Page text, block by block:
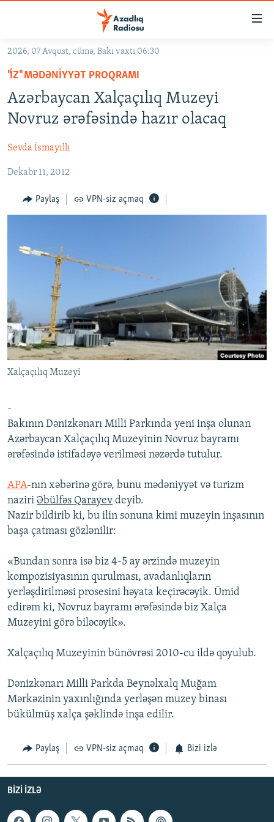
Əsas
qayıt
Əsas
naviqasiyaya
qayıt
Axtarışa
GÜNDƏM
#İZAHLA
KORRUPSIOMETR
FƏRQƏ BAX
QANUNI DOĞRU
ARAŞDIRMA
FOTOQALEREYA
İNFOQRAFIKA
KARIKATURA
AZƏRBAYCAN ƏDƏBIYYATI KITABXANASI
İSLAM VƏ DEMOKRATIYA
İZ - MƏDƏNIYYƏT PROQRAMI
HAQQIMIZDA
MISSIYAMIZ
PEŞƏ ETIKASI VƏ JURNALISTIKA STANDARTLARIMIZ
MATERIALLARIMIZDAN ISTIFADƏ
AZADLIQRADIOSU MOBIL TELEFONUNUZDA
BIZIMLƏ ƏLAQƏ
RFE/RL-in bütün saytları
2026, 07 Avqust, cümə, Bakı vaxtı 06:30
"İZ" MƏDƏNIYYƏT PROQRAMI
Azərbaycan Xalçaçılıq Muzeyi
Novruz ərəfəsində hazır olacaq
Sevda İsmayıllı
Dekabr 11, 2012
Paylaş VPN-siz açmaq
Xalçaçılıq Muzeyi
-
Bakının Dənizkənarı Milli Parkında yeni inşa olunan
Azərbaycan Xalçaçılıq Muzeyinin Novruz bayramı
ərəfəsində istifadəyə verilməsi nəzərdə tutulur.
APA-nın xəbərinə görə, bunu mədəniyyət və turizm
naziri Əbülfəs Qarayev deyib.
Nazir bildirib ki, bu ilin sonuna kimi muzeyin inşasının
başa çatması gözlənilir:
«Bundan sonra isə biz 4-5 ay ərzində muzeyin
kompozisiyasının qurulması, avadanlıqların
yerləşdirilməsi prosesini həyata keçirəcəyik. Ümid
edirəm ki, Novruz bayramı ərəfəsində biz Xalça
Muzeyini görə biləcəyik».
Xalçaçılıq Muzeyinin bünövrəsi 2010-cu ildə qoyulub.
Dənizkənarı Milli Parkda Beynəlxalq Muğam
Mərkəzinin yaxınlığında yerləşən muzey binası
bükülmüş xalça şəklində inşa edilir.
Paylaş VPN-siz açmaq Bizi izlə
BIZI IZLƏ